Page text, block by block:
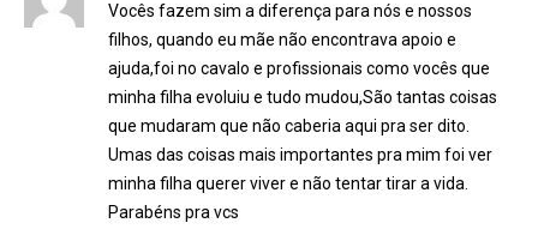
Vocês fazem sim a diferença para nós e nossos
filhos, quando eu mãe não encontrava apoio e
ajuda,foi no cavalo e profissionais como vocês que
minha filha evoluiu e tudo mudou,São tantas coisas
que mudaram que não caberia aqui pra ser dito.
Umas das coisas mais importantes pra mim foi ver
minha filha querer viver e não tentar tirar a vida.
Parabéns pra vcs